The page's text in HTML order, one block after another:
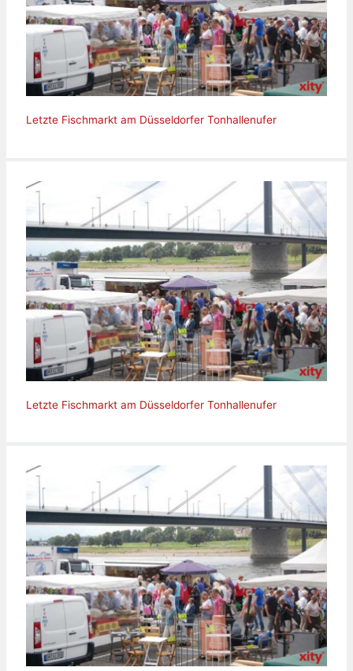
Letzte Fischmarkt am Düsseldorfer Tonhallenufer
Letzte Fischmarkt am Düsseldorfer Tonhallenufer